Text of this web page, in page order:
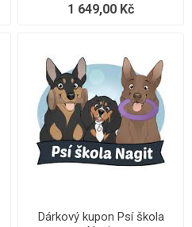
1 649,00 Kč
Dárkový kupon Psí škola